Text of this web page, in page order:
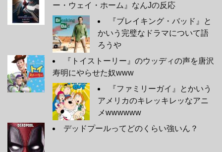
ー・ウェイ・ホーム』なんJの反応
『ブレイキング・バッド』と
かいう完璧なドラマについて語
ろうや
『トイストーリー』のウッディの声を唐沢
寿明にやらせた奴www
『ファミリーガイ』とかいう
アメリカのキレッキレッなアニ
メwwwwww
デッドプールってどのくらい強いん？